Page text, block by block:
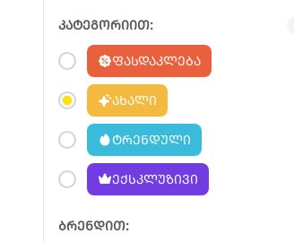
კატეგორიით:
ფასდაკლება
ახალი
ტრენდული
ექსკლუზივი
ბრენდით: